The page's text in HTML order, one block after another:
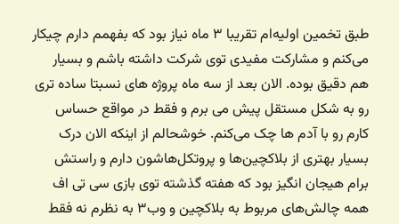
طبق تخمین اولیه‌ام تقریبا ۳ ماه نیاز بود که بفهمم دارم چیکار
می‌کنم و مشارکت مفیدی توی شرکت داشته باشم و بسیار
هم دقیق بوده. الان بعد از سه ماه پروژه های نسبتا ساده تری
رو به شکل مستقل پیش می برم و فقط در مواقع حساس
کارم رو با آدم ها چک می‌کنم. خوشحالم از اینکه الان درک
بسیار بهتری از بلاکچین‌ها و پروتکل‌هاشون دارم و راستش
برام هیجان انگیز بود که هفته گذشته توی بازی سی تی اف
همه چالش‌های مربوط به بلاکچین و وب۳ به نظرم نه فقط